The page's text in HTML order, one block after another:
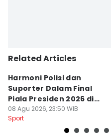
Related Articles
Harmoni Polisi dan
Suporter Dalam Final
Piala Presiden 2026 di
Bogor
08 Agu 2026, 23:50 WIB
Sport